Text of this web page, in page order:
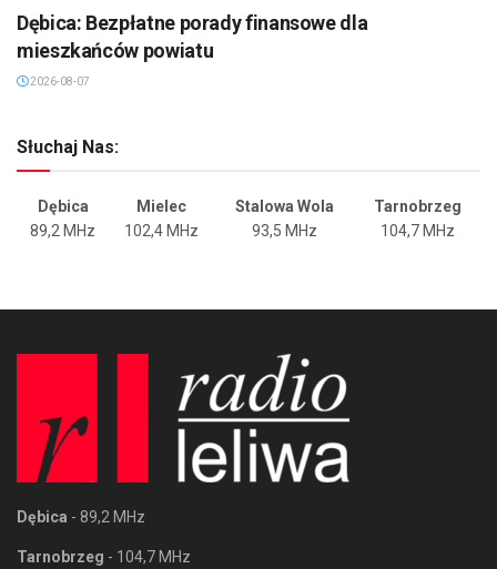
Dębica: Bezpłatne porady finansowe dla
mieszkańców powiatu
2026-08-07
Słuchaj Nas:
Dębica Mielec Stalowa Wola
Tarnobrzeg
89,2 MHz
102,4 MHz 93,5 MHz 104,7 MHz
Dębica - 89,2 MHz
Tarnobrzeg - 104,7 MHz